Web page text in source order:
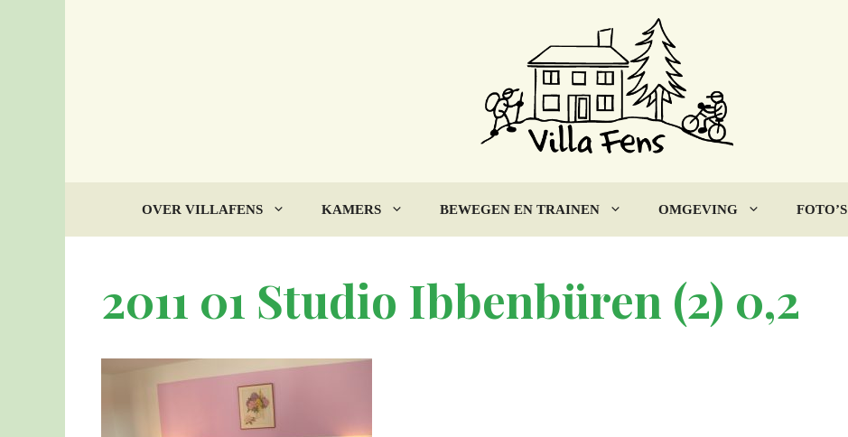
OVER VILLAFENS KAMERS BEWEGEN EN TRAINEN OMGEVING FOTO’S
2011 01 Studio Ibbenbüren (2) 0,2